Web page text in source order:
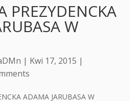
PREZYDENCKA
W
| Kwi 17, 2015 |